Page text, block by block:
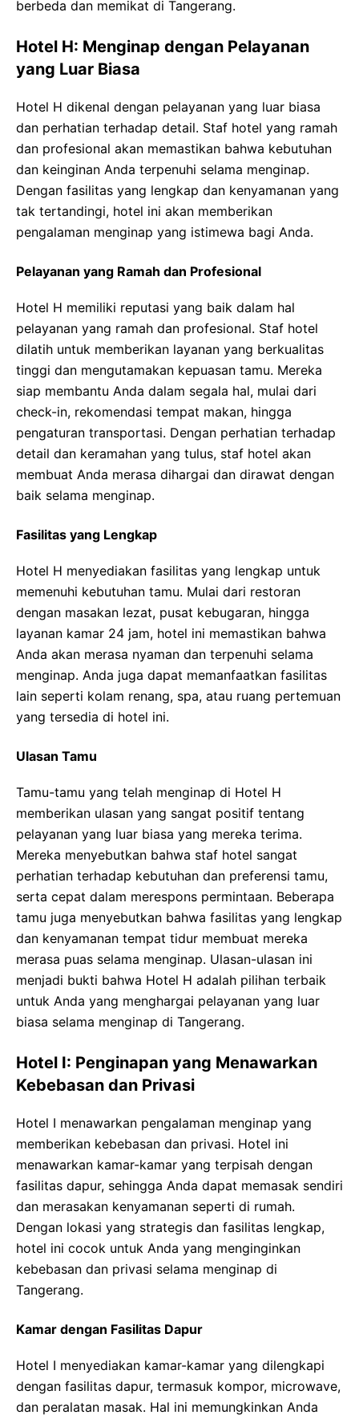
berbeda dan memikat di Tangerang.
Hotel H: Menginap dengan Pelayanan
yang Luar Biasa
Hotel H dikenal dengan pelayanan yang luar biasa
dan perhatian terhadap detail. Staf hotel yang ramah
dan profesional akan memastikan bahwa kebutuhan
dan keinginan Anda terpenuhi selama menginap.
Dengan fasilitas yang lengkap dan kenyamanan yang
tak tertandingi, hotel ini akan memberikan
pengalaman menginap yang istimewa bagi Anda.
Pelayanan yang Ramah dan Profesional
Hotel H memiliki reputasi yang baik dalam hal
pelayanan yang ramah dan profesional. Staf hotel
dilatih untuk memberikan layanan yang berkualitas
tinggi dan mengutamakan kepuasan tamu. Mereka
siap membantu Anda dalam segala hal, mulai dari
check-in, rekomendasi tempat makan, hingga
pengaturan transportasi. Dengan perhatian terhadap
detail dan keramahan yang tulus, staf hotel akan
membuat Anda merasa dihargai dan dirawat dengan
baik selama menginap.
Fasilitas yang Lengkap
Hotel H menyediakan fasilitas yang lengkap untuk
memenuhi kebutuhan tamu. Mulai dari restoran
dengan masakan lezat, pusat kebugaran, hingga
layanan kamar 24 jam, hotel ini memastikan bahwa
Anda akan merasa nyaman dan terpenuhi selama
menginap. Anda juga dapat memanfaatkan fasilitas
lain seperti kolam renang, spa, atau ruang pertemuan
yang tersedia di hotel ini.
Ulasan Tamu
Tamu-tamu yang telah menginap di Hotel H
memberikan ulasan yang sangat positif tentang
pelayanan yang luar biasa yang mereka terima.
Mereka menyebutkan bahwa staf hotel sangat
perhatian terhadap kebutuhan dan preferensi tamu,
serta cepat dalam merespons permintaan. Beberapa
tamu juga menyebutkan bahwa fasilitas yang lengkap
dan kenyamanan tempat tidur membuat mereka
merasa puas selama menginap. Ulasan-ulasan ini
menjadi bukti bahwa Hotel H adalah pilihan terbaik
untuk Anda yang menghargai pelayanan yang luar
biasa selama menginap di Tangerang.
Hotel I: Penginapan yang Menawarkan
Kebebasan dan Privasi
Hotel I menawarkan pengalaman menginap yang
memberikan kebebasan dan privasi. Hotel ini
menawarkan kamar-kamar yang terpisah dengan
fasilitas dapur, sehingga Anda dapat memasak sendiri
dan merasakan kenyamanan seperti di rumah.
Dengan lokasi yang strategis dan fasilitas lengkap,
hotel ini cocok untuk Anda yang menginginkan
kebebasan dan privasi selama menginap di
Tangerang.
Kamar dengan Fasilitas Dapur
Hotel I menyediakan kamar-kamar yang dilengkapi
dengan fasilitas dapur, termasuk kompor, microwave,
dan peralatan masak. Hal ini memungkinkan Anda